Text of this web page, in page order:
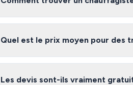
Pour trouver un chauffagiste fiable à
Quel est le prix moyen pour des
Les tarifs de chauffage à Tulle varient
Les devis sont-ils vraiment